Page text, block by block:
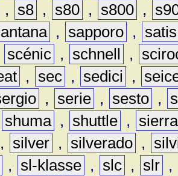
, s8 , s80 , s800 ,
, sapporo ,
satis
scénic , schnell ,
, sec , sedici ,
, serie , sesto ,
shuma , shuttle ,
sierra
, silver , silverado ,
, sl-klasse , slc , slr ,